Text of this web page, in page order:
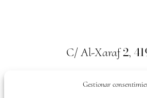
Gestionar
C/ Al-Xaraf2,
Valencina de la